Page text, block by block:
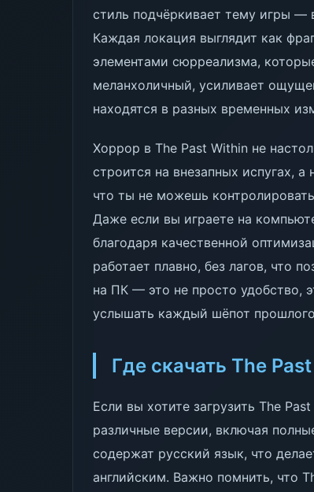
стиль подчёркивает тему игры
Каждая локация выглядит как
элементами сюрреализма,
меланхоличный, усиливает
находятся в разных временных
Хоррор в The Past Within не
строится на внезапных испугах,
что ты не можешь
Даже если вы играете на
благодаря качественной
работает плавно, без лагов, что
на ПК — это не просто удобство,
услышать каждый шёпот
Где скачать The
Если вы хотите загрузить The
различные версии, включая
содержат русский язык, что
английским. Важно помнить, что